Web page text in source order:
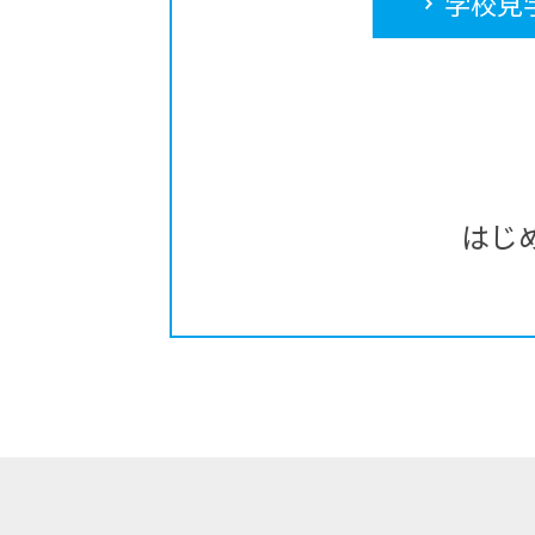
はじ